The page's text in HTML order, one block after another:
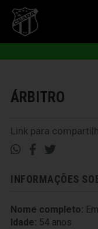
ÁRBITRO
Link para
INFORMAÇÕES
Nome completo:
Idade: 54 anos